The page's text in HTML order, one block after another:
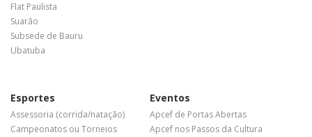
Flat Paulista
Suarão
Subsede de Bauru
Ubatuba
Esportes
Assessoria (corrida/natação)
Campeonatos ou Torneios
Eventos
Apcef de Portas Abertas
Apcef nos Passos da Cultura